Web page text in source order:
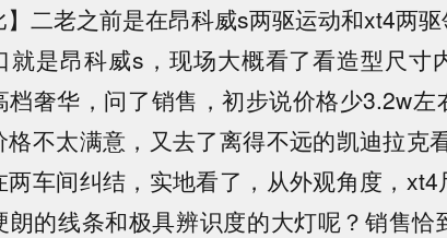
】二老之前是在昂科威s两驱运动和xt4两
就是昂科威s，现场大概看了看造型尺寸
档奢华，问了销售，初步说价格少3.2w左
格不太满意，又去了离得不远的凯迪拉克
两车间纠结，实地看了，从外观角度，
朗的线条和极具辨识度的大灯呢？销售恰